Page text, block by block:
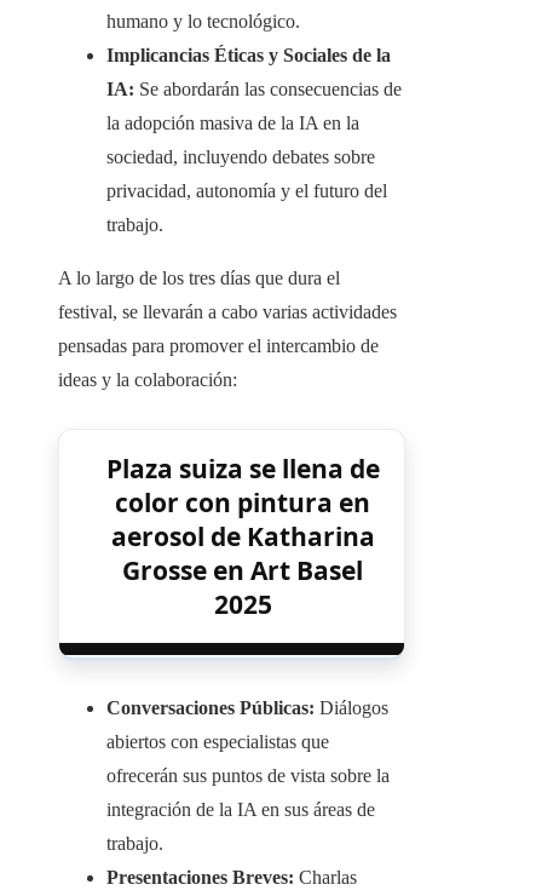
humano y lo tecnológico.​
Implicancias Éticas y Sociales de la
IA: Se abordarán las consecuencias de
la adopción masiva de la IA en la
sociedad, incluyendo debates sobre
privacidad, autonomía y el futuro del
trabajo.​
A lo largo de los tres días que dura el
festival, se llevarán a cabo varias actividades
pensadas para promover el intercambio de
ideas y la colaboración:​
Plaza suiza se llena de
color con pintura en
aerosol de Katharina
Grosse en Art Basel
2025
Conversaciones Públicas: Diálogos
abiertos con especialistas que
ofrecerán sus puntos de vista sobre la
integración de la IA en sus áreas de
trabajo.​
Presentaciones Breves: Charlas